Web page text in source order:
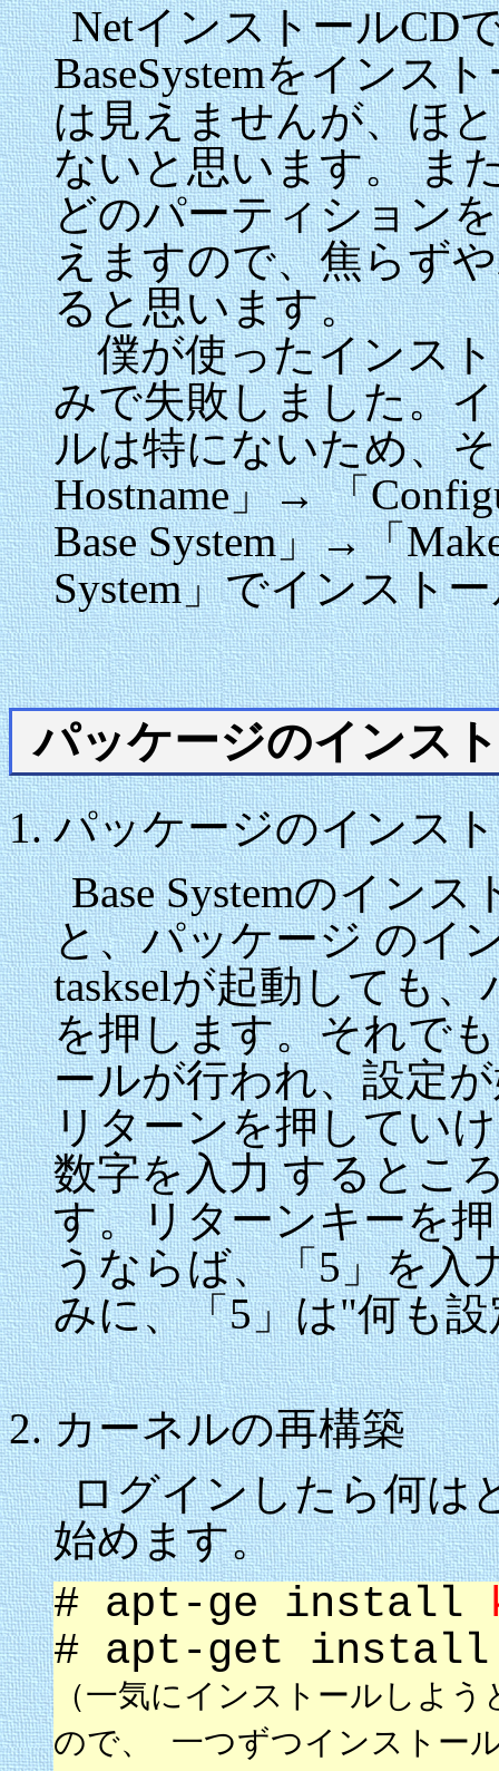
NetインストールCD
BaseSystemをインス
は見えませんが、ほ
ないと思います。 ま
どのパーティション
えますので、焦らず
ると思います。
僕が使ったインスト
みで失敗しました。
ルは特にないため、
Hostname」→ 「
Base System」→「
System」でインスト
パッケージのインス
パッケージのインス
Base Systemのイン
と、パッケージ のイ
taskselが起動しても
を押します。それで
ールが行われ、設定
リターンを押してい
数字を入力 するとこ
す。リターンキーを
うならば、「5」を入
みに、「5」は"何も
カーネルの再構築
ログインしたら何は
始めます。
# apt-ge install
# apt-get
（一気にインストールしよ
ので、 一つずつインストー